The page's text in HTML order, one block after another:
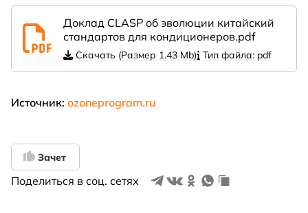
Доклад CLASP об эволюции китайский
стандартов для кондиционеров.pdf
Скачать (Размер 1.43 Mb) Тип файла: pdf
Источник: ozoneprogram.ru
Зачет
Поделиться в соц. сетях